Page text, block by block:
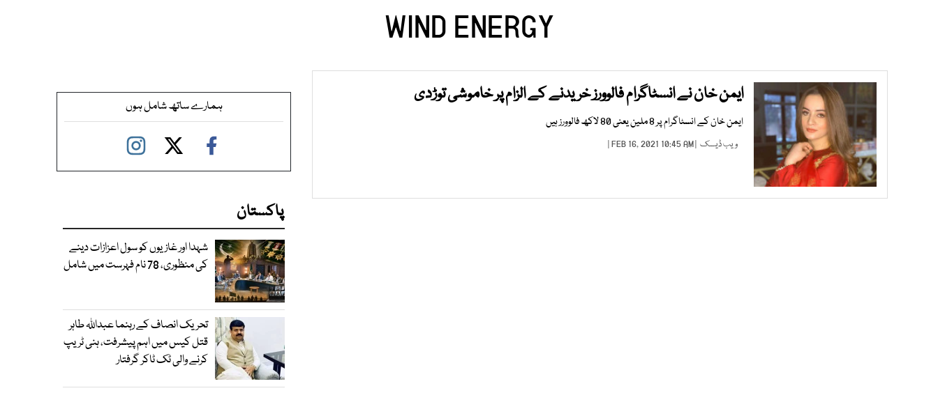
WIND ENERGY
ایمن خان نے انسٹاگرام فالوورز خریدنے کے الزام پر خاموشی توڑدی
ایمن خان کے انسٹاگرام پر 8 ملین یعنی 80 لاکھ فالوورز ہیں
ویب ڈیسک | FEB 16, 2021 10:45 AM |
ہمارے ساتھ شامل ہوں
پاکستان
شہدا اور غازیوں کو سول اعزازات دینے
کی منظوری، 78 نام فہرست میں شامل
تحریک انصاف کے رہنما عبداللہ طاہر
قتل کیس میں اہم پیشرفت، ہنی ٹریپ
کرنے والی ٹک ٹاکر گرفتار